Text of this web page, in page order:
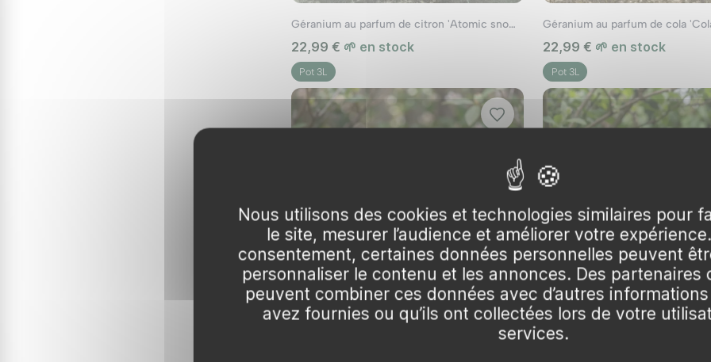
1. Dans les Bordures et Massifs
Les géraniums vivaces sont parfaits pour créer des bordures colorées qui attireront les pollinisateurs.
les lavandes pour un effet spectaculaire.
2. En Pots et Jardinières
Les pélargoniums, avec leurs couleurs vives, sont idéaux pour décorer balcons, terrasses et fenêtres.
de couleurs, ou associez-les avec des plantes à feuillage décoratif comme les heuchères pour un
3. En Suspensions
Le pélargonium lierre, avec son port retombant, est parfait pour les suspensions. Il peut être associé à
les pétunias pour un effet volumineux et coloré.
Les géraniums sont des plantes incontournables pour tout amateur de jardinage. Leur diversité en
de les intégrer facilement à tous les types de jardins, que ce soit en pleine terre ou en pot. Avec un
Géranium au parfum de citron 'Atomic snowflake'
22,99 € 🌱 en stock
Pot 3L
Géranium au parfum de cola
22,99 € 🌱 en stock
Pot 3L
Nous utilisons des cookies et technologies similaires pour
le site, mesurer l’audience et améliorer votre
consentement, certaines données personnelles peuvent
personnaliser le contenu et les annonces. Des partenaires
peuvent combiner ces données avec d’autres
avez fournies ou qu’ils ont collectées lors de votre
services.